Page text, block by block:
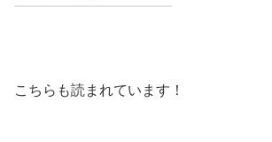
こちらも読まれています！